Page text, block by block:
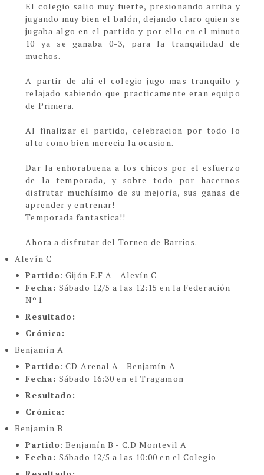
El colegio salio muy fuerte, presionando arriba y
jugando muy bien el balón, dejando claro quien se
jugaba algo en el partido y por ello en el minuto
10 ya se ganaba 0-3, para la tranquilidad de
muchos.
A partir de ahi el colegio jugo mas tranquilo y
relajado sabiendo que practicamente eran equipo
de Primera.
Al finalizar el partido, celebracion por todo lo
alto como bien merecia la ocasion.
Dar la enhorabuena a los chicos por el esfuerzo
de la temporada, y sobre todo por hacernos
disfrutar muchísimo de su mejoría, sus ganas de
aprender y entrenar!
Temporada fantastica!!
Ahora a disfrutar del Torneo de Barrios.
Alevín C
Partido: Gijón F.F A - Alevín C
Fecha:Sábado 12/5 a las 12:15 en la Federación
Nº1
Resultado:
Crónica:
Benjamín A
Partido: CD Arenal A - Benjamín A
Fecha:Sábado 16:30 en el Tragamon
Resultado:
Crónica:
Benjamín B
Partido: Benjamín B - C.D Montevil A
Fecha:Sábado 12/5 a las 10:00 en el Colegio